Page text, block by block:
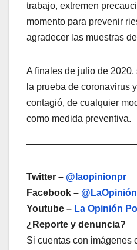
trabajo, extremen
momento para prevenir
agradecer las muestras
A finales de julio de
la prueba de coronavirus
contagió, de cualquier
como medida preventiva.
Twitter – @laopinionpr
Facebook –
Youtube – La Opinión
¿Reporte y denuncia?
Si cuentas con imágenes